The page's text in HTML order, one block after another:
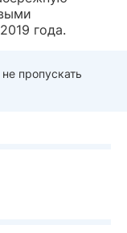
года.
пропускать